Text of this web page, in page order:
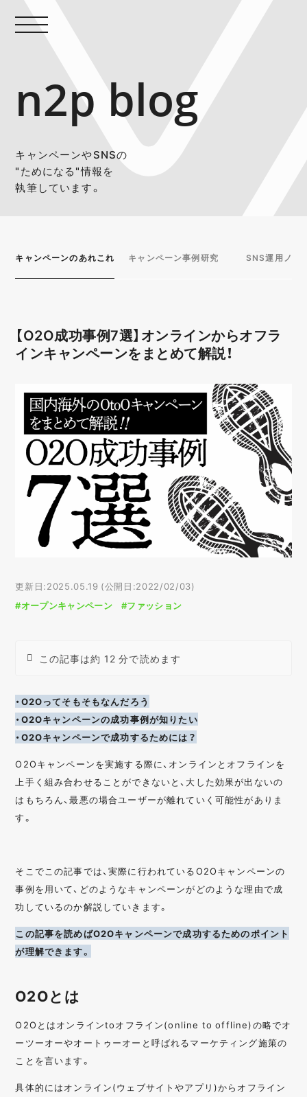
n2p blog
キャンペーンやSNSの
"ためになる"情報を
執筆しています。
キャンペーンのあれこれ キャンペーン事例研究 SNS運用ノウ
【O2O成功事例7選】オンラインからオフラ
インキャンペーンをまとめて解説！
更新日:2025.05.19 (公開日:2022/02/03)
#オープンキャンペーン
#ファッション
この記事は約 12 分で読めます
・O2Oってそもそもなんだろう
・O2Oキャンペーンの成功事例が知りたい
・O2Oキャンペーンで成功するためには？
O2Oキャンペーンを実施する際に、オンラインとオフラインを
上手く組み合わせることができないと、大した効果が出ないの
はもちろん、最悪の場合ユーザーが離れていく可能性がありま
す。
そこでこの記事では、実際に行われているO2Oキャンペーンの
事例を用いて、どのようなキャンペーンがどのような理由で成
功しているのか解説していきます。
この記事を読めばO2Oキャンペーンで成功するためのポイント
が理解できます。
O2Oとは
O2Oとはオンラインtoオフライン(online to offline)の略でオ
ーツーオーやオートゥーオーと呼ばれるマーケティング施策の
ことを言います。
具体的にはオンライン(ウェブサイトやアプリ)からオフライン